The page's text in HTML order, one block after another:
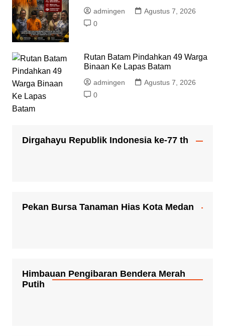
admingen
Agustus 7, 2026
0
Rutan Batam Pindahkan 49 Warga
Binaan Ke Lapas Batam
admingen
Agustus 7, 2026
0
Dirgahayu Republik Indonesia ke-77 th
Pekan Bursa Tanaman Hias Kota Medan
Himbauan Pengibaran Bendera Merah
Putih